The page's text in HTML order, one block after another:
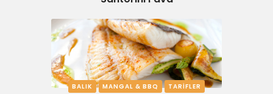
BALIK MANGAL & BBQ TARIFLER